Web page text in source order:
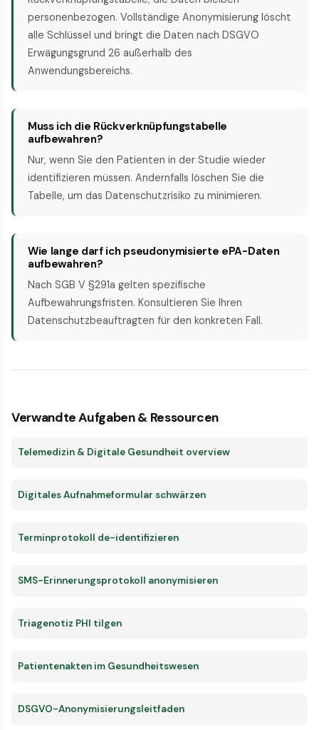
personenbezogen. Vollständige Anonymisierung löscht
alle Schlüssel und bringt die Daten nach DSGVO
Erwägungsgrund 26 außerhalb des
Anwendungsbereichs.
Muss ich die Rückverknüpfungstabelle
aufbewahren?
Nur, wenn Sie den Patienten in der Studie wieder
identifizieren müssen. Andernfalls löschen Sie die
Tabelle, um das Datenschutzrisiko zu minimieren.
Wie lange darf ich pseudonymisierte ePA-Daten
aufbewahren?
Nach SGB V §291a gelten spezifische
Aufbewahrungsfristen. Konsultieren Sie Ihren
Datenschutzbeauftragten für den konkreten Fall.
Verwandte Aufgaben & Ressourcen
Telemedizin & Digitale Gesundheit overview
Digitales Aufnahmeformular schwärzen
Terminprotokoll de-identifizieren
SMS-Erinnerungsprotokoll anonymisieren
Triagenotiz PHI tilgen
Patientenakten im Gesundheitswesen
DSGVO-Anonymisierungsleitfaden